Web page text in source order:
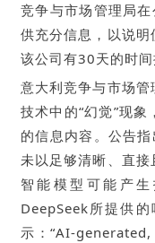
竞争与市场管理局
供充分信息，以说明
该公司有30天的时间
意大利竞争与市场
技术中的“幻觉”现
的信息内容。公告
未以足够清晰、直
智能模型可能产生
DeepSeek所提供
示：“AI-